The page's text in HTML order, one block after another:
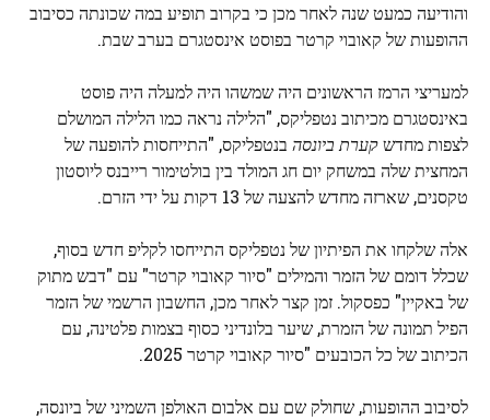
והודיעה כמעט שנה לאחר מכן כי בקרוב תופיע במה שכונתה כסיבוב
ההופעות של קאובוי קרטר בפוסט אינסטגרם בערב שבת.
למעריצי הרמז הראשונים היה שמשהו היה למעלה היה פוסט
באינסטגרם מכיתוב נטפליקס, "הלילה נראה כמו הלילה המושלם
לצפות מחדשקערת ביונסה בנטפליקס, "התייחסות להופעה של
המחצית שלה במשחק יום חג המולד בין בולטימור רייבנס ליוסטון
טקסנים, שארזה מחדש להצעה של 13 דקות על ידי הזרם.
אלה שלקחו את הפיתיון של נטפליקס התייחסו לקליפ חדש בסוף,
שכלל דומם של הזמר והמילים "סיור קאובוי קרטר" עם "דבש מתוק
של באקיין" כפסקול. זמן קצר לאחר מכן, החשבון הרשמי של הזמר
הפיל תמונה של הזמרת, שיער בלונדיני כסוף בצמות פלטינה, עם
הכיתוב של כל הכובעים "סיור קאובוי קרטר 2025.
לסיבוב ההופעות, שחולק שם עם אלבום האולפן השמיני של ביונסה,